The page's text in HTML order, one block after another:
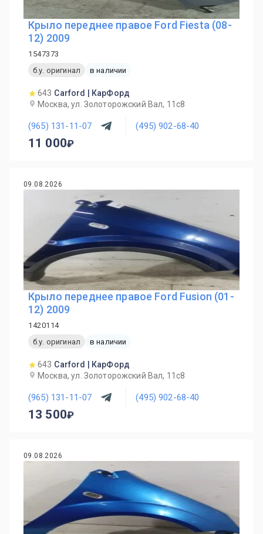
Крыло переднее правое Ford Fiesta (08-
12) 2009
1547373
б.у. оригинал
в наличии
643 Carford | КарФорд
Москва, ул. Золоторожский Вал, 11с8
(965) 131-11-07 (495) 902-68-40
11 000
09.08.2026
Крыло переднее правое Ford Fusion (01-
12) 2009
1420114
б.у. оригинал
в наличии
643 Carford | КарФорд
Москва, ул. Золоторожский Вал, 11с8
(965) 131-11-07 (495) 902-68-40
13 500
09.08.2026